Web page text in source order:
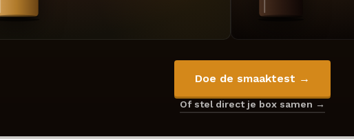
Doe de smaaktest →
Of stel direct je box samen →